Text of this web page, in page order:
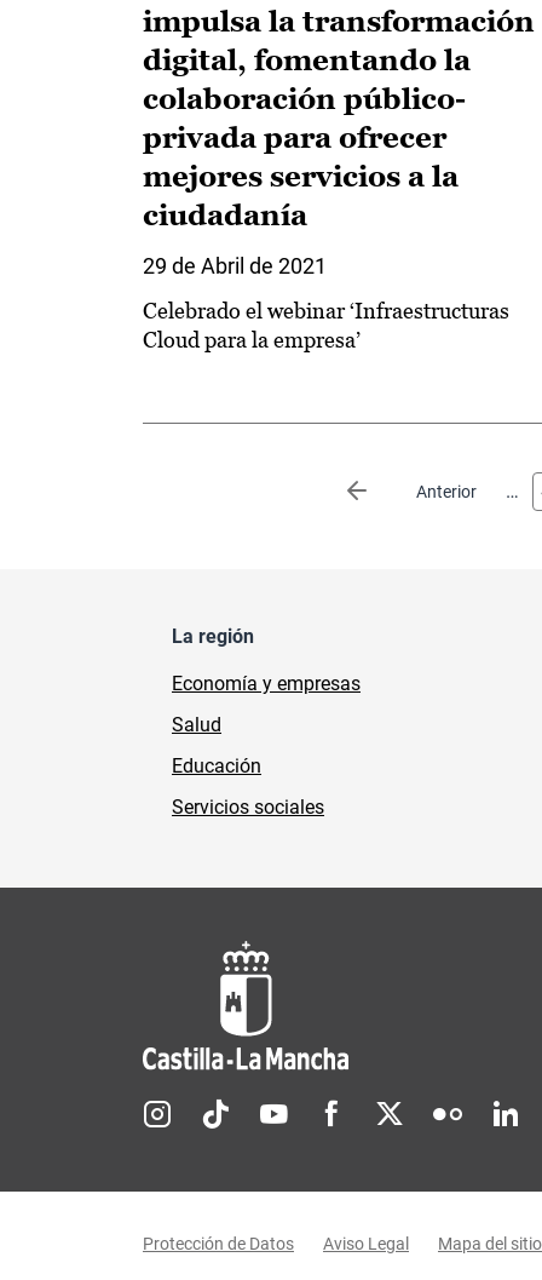
impulsa la transformación
digital, fomentando la
colaboración público-
privada para ofrecer
mejores servicios a la
ciudadanía
29 de Abril de 2021
Celebrado el webinar ‘Infraestructuras
Cloud para la empresa’
Anterior
Página anterior …
La región
Economía y empresas
Salud
Educación
Servicios sociales
Redes sociales JCCM
Protección de Datos Aviso Legal Mapa del sitio